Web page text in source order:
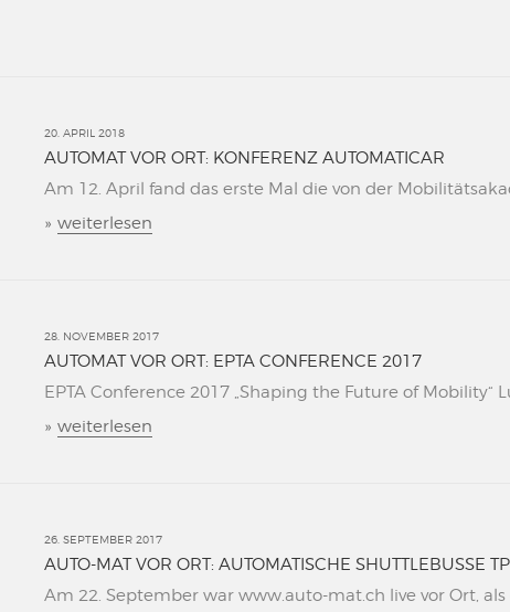
20. APRIL 2018
AUTOMAT VOR ORT: KONFERENZ AUTOMATICAR
Am 12. April fand das erste Mal die von der
» weiterlesen
28. NOVEMBER 2017
AUTOMAT VOR ORT: EPTA CONFERENCE 2017
EPTA Conference 2017 „Shaping the Future of Mobility“
» weiterlesen
26. SEPTEMBER 2017
AUTO-MAT VOR ORT: AUTOMATISCHE SHUTTLEBUSSE
Am 22. September war www.auto-mat.ch live vor Ort,